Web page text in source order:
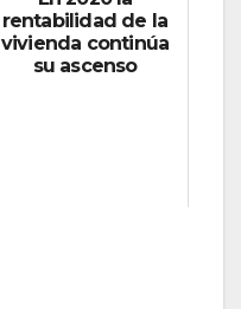
rentabilidad de la
vivienda continúa
su ascenso